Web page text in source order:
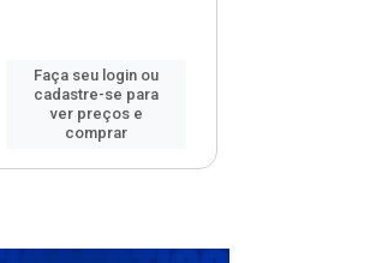
Faça seu login ou
cadastre-se para
ver preços e
comprar